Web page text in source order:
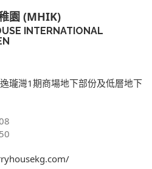
園 (MHIK)
INTERNATIONAL
瓏灣1期商場地下部份及低層地下